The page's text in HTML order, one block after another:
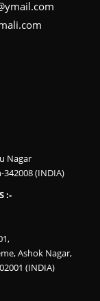
Nagar
342008 (INDIA)
:-
Ashok Nagar,
(INDIA)